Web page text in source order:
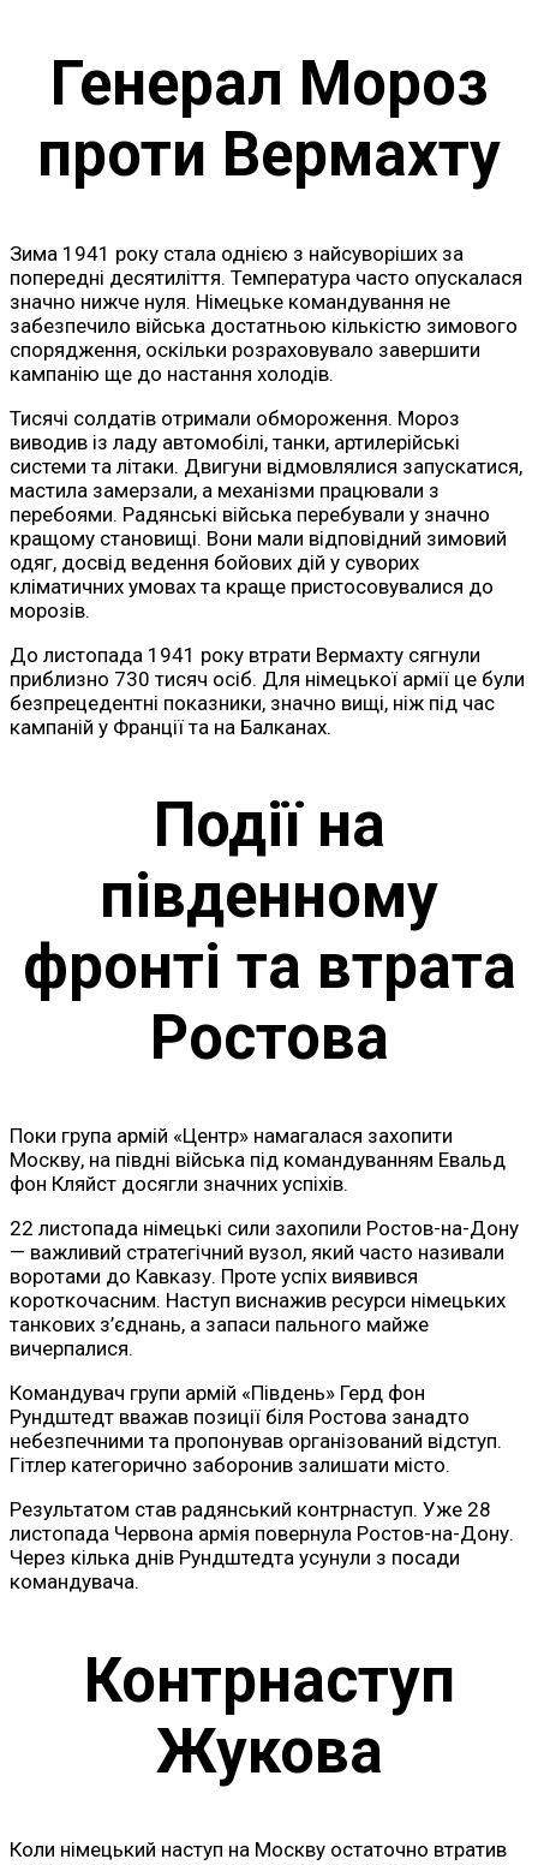
Генерал Мороз
проти Вермахту
Зима 1941 року стала однією з найсуворіших за
попередні десятиліття. Температура часто опускалася
значно нижче нуля. Німецьке командування не
забезпечило війська достатньою кількістю зимового
спорядження, оскільки розраховувало завершити
кампанію ще до настання холодів.
Тисячі солдатів отримали обмороження. Мороз
виводив із ладу автомобілі, танки, артилерійські
системи та літаки. Двигуни відмовлялися запускатися,
мастила замерзали, а механізми працювали з
перебоями. Радянські війська перебували у значно
кращому становищі. Вони мали відповідний зимовий
одяг, досвід ведення бойових дій у суворих
кліматичних умовах та краще пристосовувалися до
морозів.
До листопада 1941 року втрати Вермахту сягнули
приблизно 730 тисяч осіб. Для німецької армії це були
безпрецедентні показники, значно вищі, ніж під час
кампаній у Франції та на Балканах.
Події на
південному
фронті та втрата
Ростова
Поки група армій «Центр» намагалася захопити
Москву, на півдні війська під командуванням Евальд
фон Кляйст досягли значних успіхів.
22 листопада німецькі сили захопили Ростов-на-Дону
— важливий стратегічний вузол, який часто називали
воротами до Кавказу. Проте успіх виявився
короткочасним. Наступ виснажив ресурси німецьких
танкових з’єднань, а запаси пального майже
вичерпалися.
Командувач групи армій «Південь» Герд фон
Рундштедт вважав позиції біля Ростова занадто
небезпечними та пропонував організований відступ.
Гітлер категорично заборонив залишати місто.
Результатом став радянський контрнаступ. Уже 28
листопада Червона армія повернула Ростов-на-Дону.
Через кілька днів Рундштедта усунули з посади
командувача.
Контрнаступ
Жукова
Коли німецький наступ на Москву остаточно втратив